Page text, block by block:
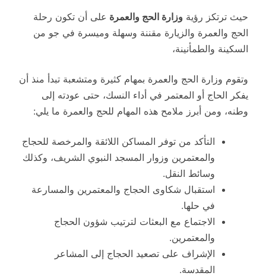
حيث ترتكز رؤية وزارة الحج والعمرة على أن تكون رحلة
الحج والعمرة والزيارة مقننة وسهلة وميسرة في جو من
السكينة والطمأنينة،
وتقوم وزارة الحج والعمرة بمهام كثيرة ومتشعبة تبدأ منذ أن
يفكر الحاج أو المعتمر في أداء النسك، حتى عودته إلى
وطنه، ومن أبرز ملامح هذه المهام للحج والعمرة ما يلي:
التأكد من توفر المساكن اللائقة والمرخصة للحجاج
والمعتمرين وزوار المسجد النبوي الشريف، وكذلك
وسائط النقل.
استقبال شكاوى الحجاج والمعتمرين والمسارعة
في حلها.
الاجتماع مع البعثات لترتيب شؤون الحجاج
والمعتمرين.
الإشراف على تصعيد الحجاج إلى المشاعر
المقدسة.